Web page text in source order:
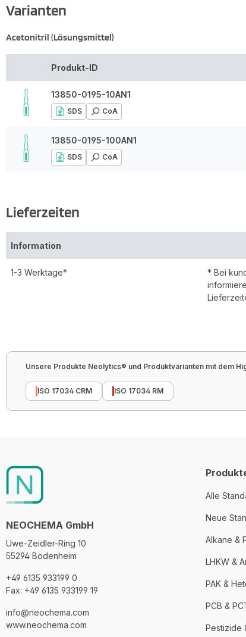
Varianten
Acetonitril (Lösungsmittel)
Produkt-ID
13850-0195-10AN1
SDS CoA
13850-0195-100AN1
SDS CoA
Lieferzeiten
Information
1-3 Werktage*
* Bei
Unsere Produkte Neolytics® und Produktvarianten mit dem
ISO 17034 CRM ISO 17034 RM
NEOCHEMA GmbH
Uwe-Zeidler-Ring 10
55294 Bodenheim
+49 6135 933199 0
Fax: +49 6135 933199 19
info@neochema.com
www.neochema.com
Alle
Neue
Alkane &
LHKW &
PAK &
PCB &
Pestizide